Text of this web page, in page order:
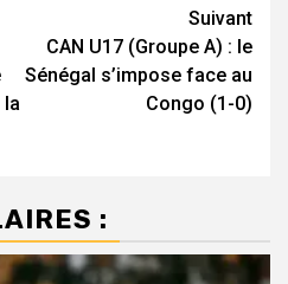
la
Suivant
CAN U17 (Groupe A) : le
Sénégal s’impose face au
Congo (1-0)
: